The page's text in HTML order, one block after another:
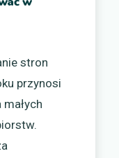
stron
przynosi